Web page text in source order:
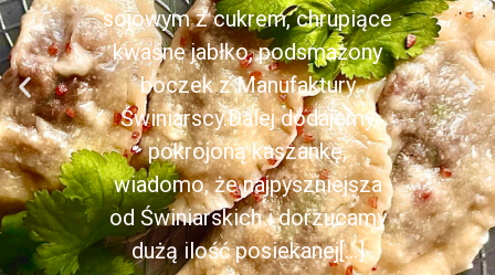
sojowym z cukrem, chrupiące
kwaśne jabłko, podsmażony
boczek z Manufaktury
Świniarscy.Dalej dodajemy
pokrojoną kaszankę,
wiadomo, że najpyszniejsza
od Świniarskich i dorzucamy
dużą ilość posiekanej[...]